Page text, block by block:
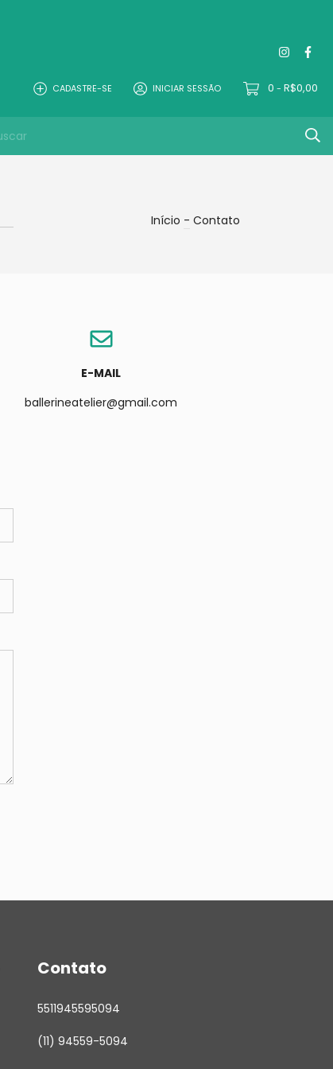
CADASTRE-SE INICIAR SESSÃO 0 - R$0,00
Início - Contato
E-MAIL
ballerineatelier@gmail.com
Contato
5511945595094
(11) 94559-5094